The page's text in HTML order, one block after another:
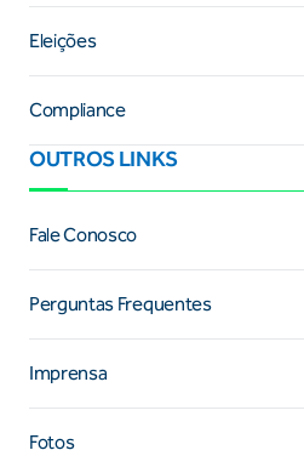
Eleições
Compliance
OUTROS LINKS
Fale Conosco
Perguntas Frequentes
Imprensa
Fotos